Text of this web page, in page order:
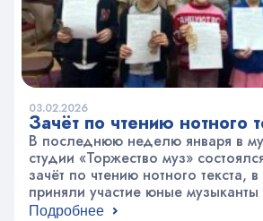
03.02.2026
Зачёт по чтению нотного
В последнюю неделю января в
студии «Торжество муз»
зачёт по чтению нотного текста,
приняли участие юные
Ребята с энтузиазмом
Подробнее